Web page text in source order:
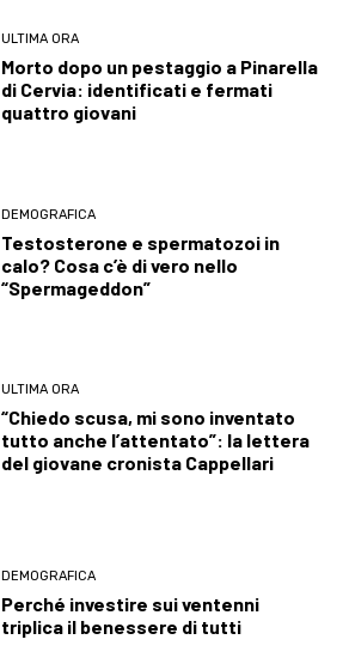
ULTIMA ORA
Morto dopo un pestaggio a Pinarella
di Cervia: identificati e fermati
quattro giovani
DEMOGRAFICA
Testosterone e spermatozoi in
calo? Cosa c’è di vero nello
“Spermageddon”
ULTIMA ORA
“Chiedo scusa, mi sono inventato
tutto anche l’attentato”: la lettera
del giovane cronista Cappellari
DEMOGRAFICA
Perché investire sui ventenni
triplica il benessere di tutti